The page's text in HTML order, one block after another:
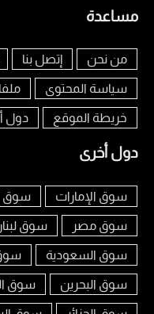
مساعدة
من نحن إتصل بنا
سياسة المحتوى
خريطة الموقع دول
دول أخرى
سوق الإمارات سوق
سوق مصر سوق
سوق السعودية
سوق البحرين سوق